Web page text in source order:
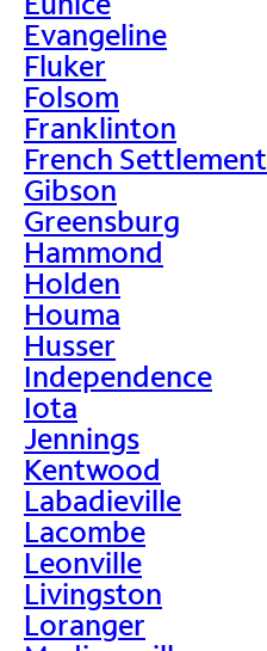
Evangeline
Fluker
Folsom
Franklinton
French Settlement
Gibson
Greensburg
Hammond
Holden
Houma
Husser
Independence
Iota
Jennings
Kentwood
Labadieville
Lacombe
Leonville
Livingston
Loranger